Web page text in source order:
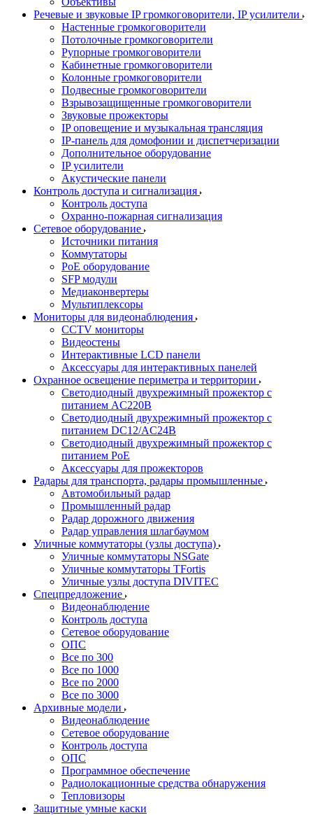
Речевые и звуковые IP громкоговорители, IP усилители
Настенные громкоговорители
Потолочные громкоговорители
Рупорные громкоговорители
Кабинетные громкоговорители
Колонные громкоговорители
Подвесные громкоговорители
Взрывозащищенные громкоговорители
Звуковые прожекторы
IP оповещение и музыкальная трансляция
IP-панель для домофонии и диспетчеризации
Дополнительное оборудование
IP усилители
Акустические панели
Контроль доступа и сигнализация
Контроль доступа
Охранно-пожарная сигнализация
Сетевое оборудование
Источники питания
Коммутаторы
PoE оборудование
SFP модули
Медиаконвертеры
Мультиплексоры
Мониторы для видеонаблюдения
CCTV мониторы
Видеостены
Интерактивные LCD панели
Аксессуары для интерактивных панелей
Охранное освещение периметра и территории
Светодиодный двухрежимный прожектор с
питанием AC220В
Светодиодный двухрежимный прожектор с
питанием DC12/AC24В
Светодиодный двухрежимный прожектор с
питанием PoE
Аксессуары для прожекторов
Радары для транспорта, радары промышленные
Автомобильный радар
Промышленный радар
Радар дорожного движения
Радар управления шлагбаумом
Уличные коммутаторы (узлы доступа)
Уличные коммутаторы NSGate
Уличные коммутаторы TFortis
Уличные узлы доступа DIVITEC
Спецпредложение
Видеонаблюдение
Контроль доступа
Сетевое оборудование
ОПС
Все по 300
Все по 1000
Все по 2000
Все по 3000
Архивные модели
Видеонаблюдение
Сетевое оборудование
Контроль доступа
ОПС
Программное обеспечение
Радиолокационные средства обнаружения
Тепловизоры
Защитные умные каски